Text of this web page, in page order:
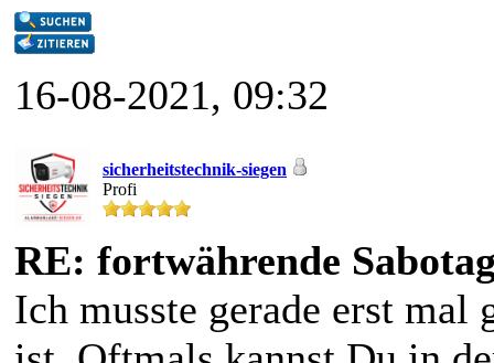
16-08-2021, 09:32
sicherheitstechnik-siegen
Profi
RE: fortwährende
Ich musste gerade erst